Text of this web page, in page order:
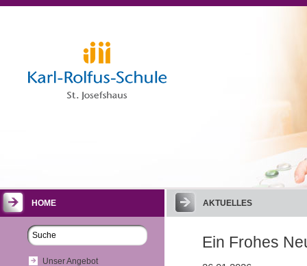
HOME
Unser Angebot
AKTUELLES
Ein Frohes